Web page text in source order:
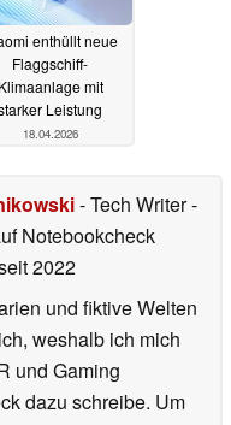
enthüllt neue
Flaggschiff-
Klimaanlage mit
Leistung
18.04.2026
- Tech Writer-
Notebookcheck
2022
und fiktive Welten
weshalb ich mich
und Gaming
dazu schreibe. Um